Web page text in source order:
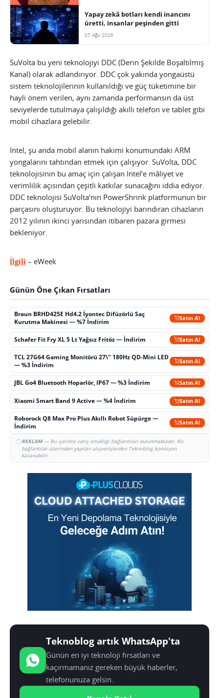
Yapay zekâ botları kendi inancını
üretti, insanlar peşinden gitti
07 Ağu 2026
SuVolta bu yeni teknolojiyi DDC (Derin Şekilde Boşaltılmış
Kanal) olarak adlandırıyor. DDC çok yakında yongaüstü
sistem teknolojilerinin kullanıldığı ve güç tüketimine bir
hayli önem verilen, aynı zamanda performansın da üst
seviyelerde tutulmaya çalışıldığı akıllı telefon ve tablet gibi
mobil cihazlara gelebilir.
Intel, şu anda mobil alanın hakimi konumundaki ARM
yongalarını tahtından etmek için çalışıyor. SuVolta, DDC
teknolojisinin bu amaç için çalışan Intel’e mâliyet ve
verimlilik açısından çeşitli katkılar sunacağını iddia ediyor.
DDC teknolojisi SuVolta’nın PowerShrink platformunun bir
parçasını oluşturuyor. Bu teknolojiyi barındıran cihazların
2012 yılının ikinci yarısından itibaren pazara girmesi
bekleniyor.
İlgili – eWeek
Günün Öne Çıkan Fırsatları
Braun BRHD425E Hd4.2 İyontec Difüzörlü Saç
Kurutma Makinesi — %7 İndirim
Satın Al
Schafer Fit Fry XL 5 Lt Yağsız Fritöz — İndirim Satın Al
TCL 27G64 Gaming Monitörü 27\" 180Hz QD-Mini LED
— %3 İndirim
Satın Al
JBL Go4 Bluetooth Hoparlör, IP67 — %3 İndirim Satın Al
Xiaomi Smart Band 9 Active — %4 İndirim Satın Al
Roborock Q8 Max Pro Plus Akıllı Robot Süpürge —
İndirim
Satın Al
REKLAM— Bu içerikte satış ortaklığı bağlantıları bulunmaktadır. Bu
bağlantılar üzerinden yapılan alışverişlerden Teknoblog komisyon
kazanabilir.
Teknoblog artık WhatsApp'ta
Günün en iyi teknoloji fırsatları ve
kaçırmamanız gereken büyük haberler,
telefonunuza gelsin.